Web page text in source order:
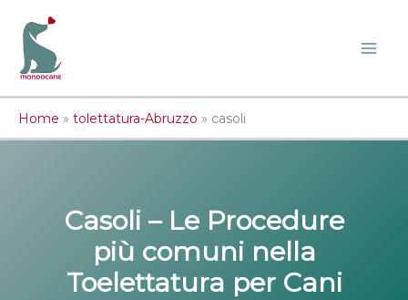
contenuto
Home » tolettatura-Abruzzo » casoli
Casoli – Le Procedure
più comuni nella
Toelettatura per Cani